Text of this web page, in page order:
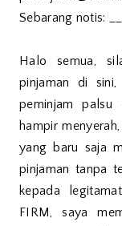
Sebarang notis:
Halo semua,
pinjaman di
peminjam
hampir
yang baru saja
pinjaman tanpa
kepada
FIRM, saya